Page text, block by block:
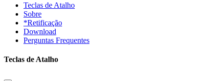
Teclas de Atalho
Sobre
*Retificação
Download
Perguntas Frequentes
Teclas de Atalho